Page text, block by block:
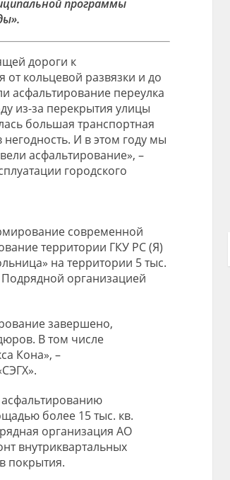
программы
дороги к
кольцевой развязки и до
асфальтирование переулка
из-за перекрытия улицы
большая транспортная
И в этом году мы
асфальтирование», –
городского
современной
территории ГКУ РС (Я)
на территории 5 тыс.
организацией
завершено,
В том числе
Кона», –
более 15 тыс. кв.
организация АО
внутриквартальных
покрытия.